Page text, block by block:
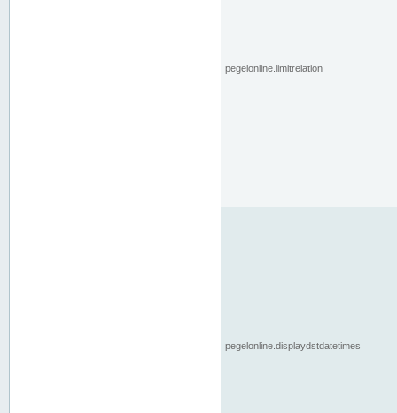
pegelonline.limitrelation
pegelonline.displaydstdatetimes